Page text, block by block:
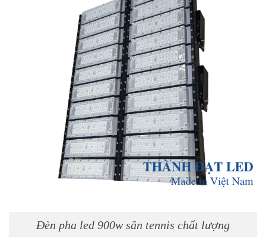
Đèn pha led 900w sân tennis chất lượng